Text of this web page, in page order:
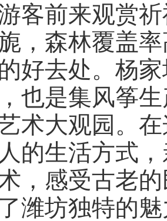
客前来观赏
，森林覆盖
好去处。杨
也是集风筝
术大观园。
的生活方式
，感受古老
潍坊独特的